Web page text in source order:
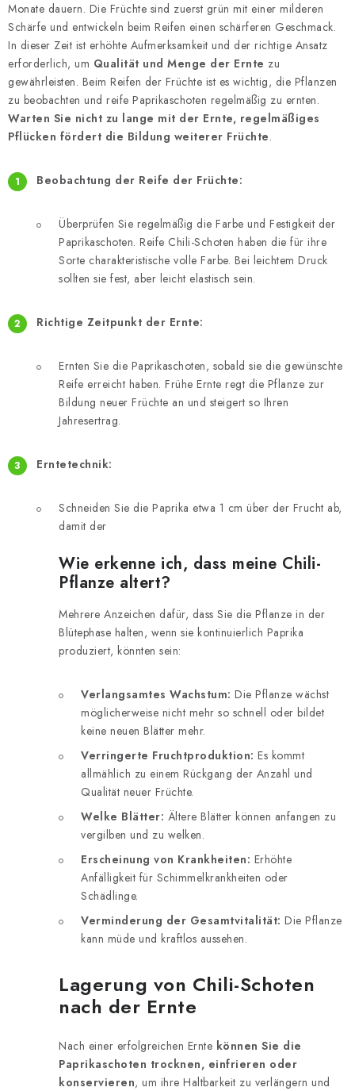
Monate dauern. Die Früchte sind zuerst grün mit einer milderen
Schärfe und entwickeln beim Reifen einen schärferen Geschmack.
In dieser Zeit ist erhöhte Aufmerksamkeit und der richtige Ansatz
erforderlich, um Qualität und Menge der Ernte zu
gewährleisten. Beim Reifen der Früchte ist es wichtig, die Pflanzen
zu beobachten und reife Paprikaschoten regelmäßig zu ernten.
Warten Sie nicht zu lange mit der Ernte, regelmäßiges
Pflücken fördert die Bildung weiterer Früchte.
Beobachtung der Reife der Früchte:
Überprüfen Sie regelmäßig die Farbe und Festigkeit der
Paprikaschoten. Reife Chili-Schoten haben die für ihre
Sorte charakteristische volle Farbe. Bei leichtem Druck
sollten sie fest, aber leicht elastisch sein.
Richtige Zeitpunkt der Ernte:
Ernten Sie die Paprikaschoten, sobald sie die gewünschte
Reife erreicht haben. Frühe Ernte regt die Pflanze zur
Bildung neuer Früchte an und steigert so Ihren
Jahresertrag.
Erntetechnik:
Schneiden Sie die Paprika etwa 1 cm über der Frucht ab,
damit der
Wie erkenne ich, dass meine Chili-
Pflanze altert?
Mehrere Anzeichen dafür, dass Sie die Pflanze in der
Blütephase halten, wenn sie kontinuierlich Paprika
produziert, könnten sein:
Verlangsamtes Wachstum: Die Pflanze wächst
möglicherweise nicht mehr so schnell oder bildet
keine neuen Blätter mehr.
Verringerte Fruchtproduktion: Es kommt
allmählich zu einem Rückgang der Anzahl und
Qualität neuer Früchte.
Welke Blätter: Ältere Blätter können anfangen zu
vergilben und zu welken.
Erscheinung von Krankheiten: Erhöhte
Anfälligkeit für Schimmelkrankheiten oder
Schädlinge.
Verminderung der Gesamtvitalität: Die Pflanze
kann müde und kraftlos aussehen.
Lagerung von Chili-Schoten
nach der Ernte
Nach einer erfolgreichen Ernte können Sie die
Paprikaschoten trocknen, einfrieren oder
konservieren, um ihre Haltbarkeit zu verlängern und